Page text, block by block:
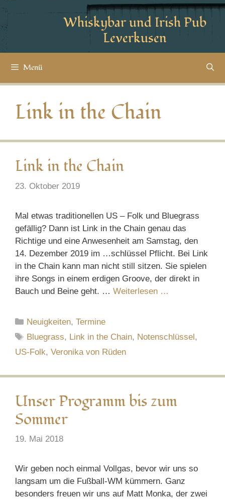
Whiskybar und Irish Pub
Leverkusen
Menü
Link in the Chain
Link in the Chain
23. Oktober 2019
Mal etwas traditionellen US – Folk und Bluegrass
gefällig? Dann ist Link in the Chain genau das
Richtige und eine Anwesenheit am Samstag, den
14. Dezember 2019 im …schlüssel Pflicht. Bei Link
in the Chain kann man nicht still sitzen. Sie spielen
ihre Songs in einem erdigen Groove, der direkt in
Bauch und Beine geht. … Weiterlesen …
Kategorien
Neuigkeiten,Termine
Schlagwörter
Bluegrass, Link in the Chain, Notenschlüssel,
US-Folk, Veronika von Rüden
Unser Programm bis zum
Sommer
19. Mai 2018
Wir geben noch einmal Vollgas, bevor wir uns so
langsam um die Fußball-WM kümmern. Ganz
besonders freuen wir uns auf Matt Monka, der zwei